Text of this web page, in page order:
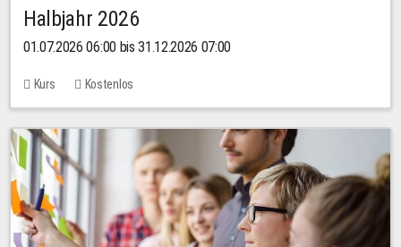
Halbjahr 2026
01.07.2026 06:00 bis 31.12.2026 07:00
Kurs Kostenlos